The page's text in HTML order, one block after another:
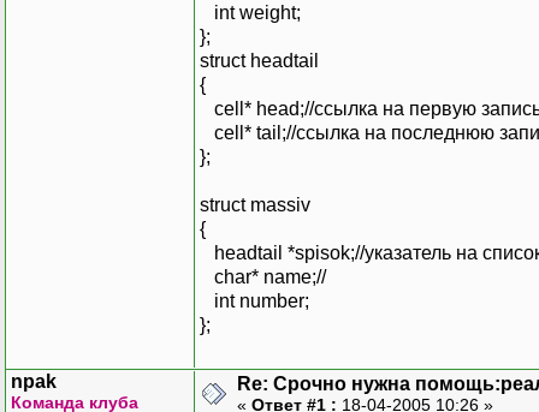
int weight;
};
struct headtail
{
cell* head;//ссылка на первую
cell* tail;//ссылка на последнюю
};
struct massiv
{
headtail *spisok;//указатель на
char* name;//
int number;
};
npak
Команда клуба
Re: Срочно нужна
« Ответ #1 : 18-04-2005 10:26 »